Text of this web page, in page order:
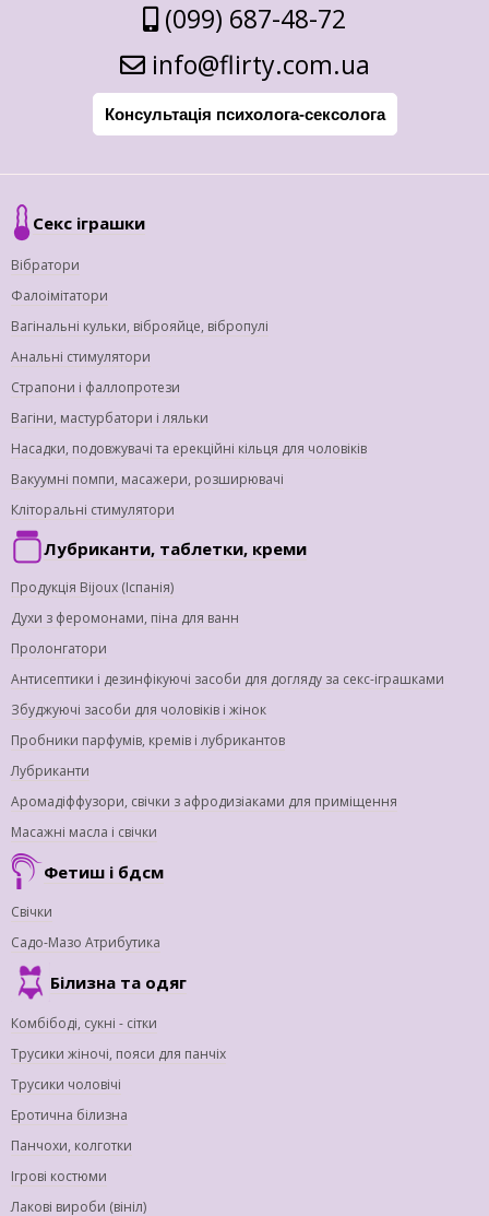
(099) 687-48-72
info@flirty.com.ua
Консультація психолога-сексолога
Секс іграшки
Вібратори
Фалоімітатори
Вагінальні кульки, віброяйце, вібропулі
Анальні стимулятори
Страпони і фаллопротези
Вагіни, мастурбатори і ляльки
Насадки, подовжувачі та ерекційні кільця для чоловіків
Вакуумні помпи, масажери, розширювачі
Кліторальні стимулятори
Лубриканти, таблетки, креми
Продукція Bijoux (Іспанія)
Духи з феромонами, піна для ванн
Пролонгатори
Антисептики і дезинфікуючі засоби для догляду за секс-іграшками
Збуджуючі засоби для чоловіків і жінок
Пробники парфумів, кремів і лубрикантов
Лубриканти
Аромадіффузори, свічки з афродизіаками для приміщення
Масажні масла і свічки
Фетиш і бдсм
Свічки
Садо-Мазо Атрибутика
Білизна та одяг
Комбібоді, сукні - сітки
Трусики жіночі, пояси для панчіх
Трусики чоловічі
Еротична білизна
Панчохи, колготки
Ігрові костюми
Лакові вироби (вініл)